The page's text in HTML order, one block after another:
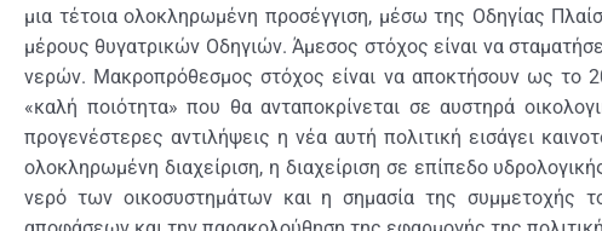
μια τέτοια ολοκληρωμένη προσέγγιση, μέσω της Οδηγίας
μέρους θυγατρικών Οδηγιών. Άμεσος στόχος είναι να
νερών. Μακροπρόθεσμος στόχος είναι να αποκτήσουν ως το
«καλή ποιότητα» που θα ανταποκρίνεται σε αυστηρά
προγενέστερες αντιλήψεις η νέα αυτή πολιτική εισάγει
ολοκληρωμένη διαχείριση, η διαχείριση σε επίπεδο
νερό των οικοσυστημάτων και η σημασία της συμμετοχής